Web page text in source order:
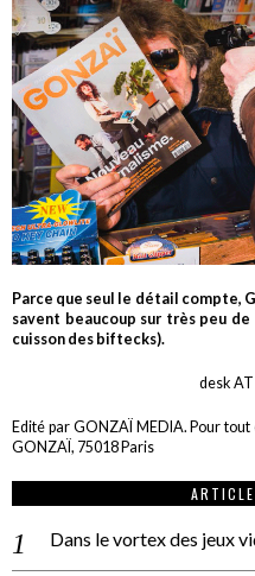
Parce que seul le détail compte,
savent beaucoup sur très peu
cuisson des biftecks).
desk
Edité par GONZAÏ MEDIA. Pour
GONZAÏ, 75018 Paris
Dans le vortex des jeux